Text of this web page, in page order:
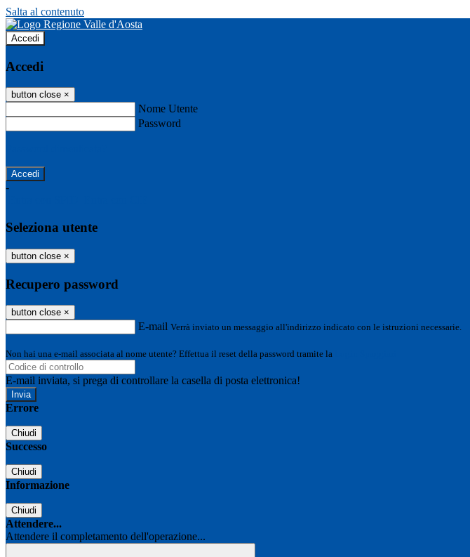
Salta al contenuto
Accedi
Accedi
button close ×
Nome Utente
Password
-
Seleziona utente
button close ×
Recupero password
button close ×
E-mail Verrà inviato un messaggio all'indirizzo indicato con le istruzioni necessarie.
Non hai una e-mail associata al nome utente? Effettua il reset della password tramite la
E-mail inviata, si prega di controllare la casella di posta elettronica!
Errore
Chiudi
Successo
Chiudi
Informazione
Chiudi
Attendere...
Attendere il completamento dell'operazione...